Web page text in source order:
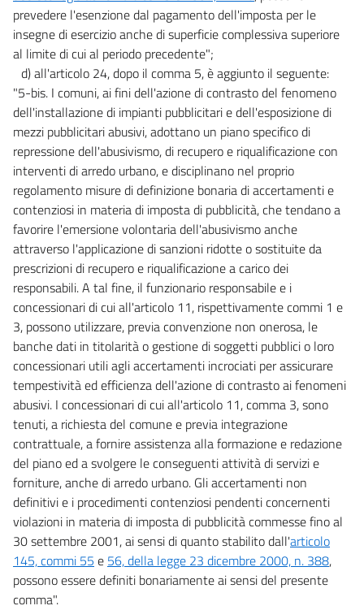
CAPO IV
INTERVENTI IN MATERIA PREVIDENZIALE E SOCIALE
37
38
39
CAPO V
INTERVENTI NEL SETTORE SANITARIO
40
CAPO VI
STRUMENTI DI GESTIONE DEL DEBITO PUBBLICO
41
42
CAPO VII
INTERVENTI IN MATERIA DI LAVORO
43
44
CAPO VIII
INTERVENTI IN MATERIA DI INVESTIMENTI PUBBLICI
45
46
47
48
CAPO IX
ALTRI INTERVENTI
49
50
51
prevedere l'esenzione dal pagamento dell'imposta per le
insegne di esercizio anche di superficie complessiva superiore
al limite di cui al periodo precedente";
d) all'articolo 24, dopo il comma 5, è aggiunto il seguente:
"5-bis. I comuni, ai fini dell'azione di contrasto del fenomeno
dell'installazione di impianti pubblicitari e dell'esposizione di
mezzi pubblicitari abusivi, adottano un piano specifico di
repressione dell'abusivismo, di recupero e riqualificazione con
interventi di arredo urbano, e disciplinano nel proprio
regolamento misure di definizione bonaria di accertamenti e
contenziosi in materia di imposta di pubblicità, che tendano a
favorire l'emersione volontaria dell'abusivismo anche
attraverso l'applicazione di sanzioni ridotte o sostituite da
prescrizioni di recupero e riqualificazione a carico dei
responsabili. A tal fine, il funzionario responsabile e i
concessionari di cui all'articolo 11, rispettivamente commi 1 e
3, possono utilizzare, previa convenzione non onerosa, le
banche dati in titolarità o gestione di soggetti pubblici o loro
concessionari utili agli accertamenti incrociati per assicurare
tempestività ed efficienza dell'azione di contrasto ai fenomeni
abusivi. I concessionari di cui all'articolo 11, comma 3, sono
tenuti, a richiesta del comune e previa integrazione
contrattuale, a fornire assistenza alla formazione e redazione
del piano ed a svolgere le conseguenti attività di servizi e
forniture, anche di arredo urbano. Gli accertamenti non
definitivi e i procedimenti contenziosi pendenti concernenti
violazioni in materia di imposta di pubblicità commesse fino al
30 settembre 2001, ai sensi di quanto stabilito dall'articolo
145, commi 55 e 56, della legge 23 dicembre 2000, n. 388,
possono essere definiti bonariamente ai sensi del presente
comma".